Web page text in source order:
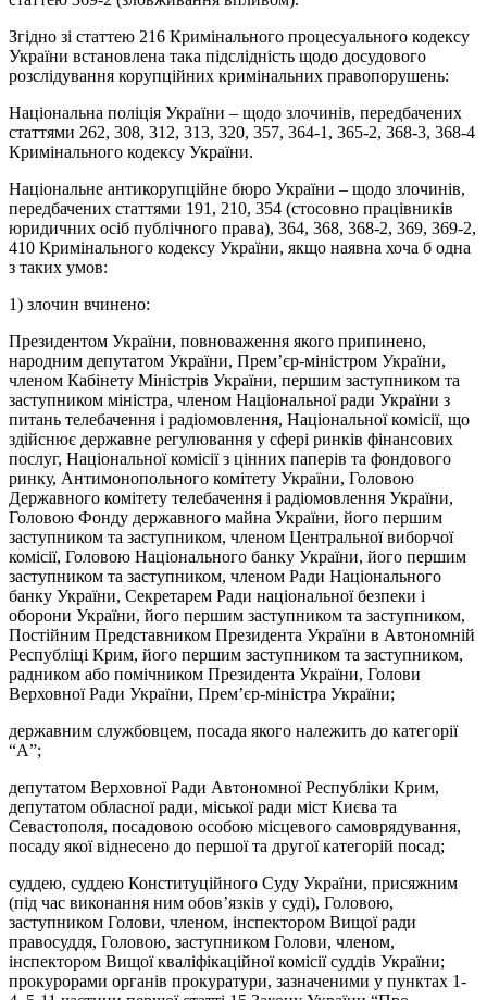
Згідно зі статтею 216 Кримінального процесуального кодексу
України встановлена така підслідність щодо досудового
розслідування корупційних кримінальних правопорушень:
Національна поліція України – щодо злочинів, передбачених
статтями 262, 308, 312, 313, 320, 357, 364-1, 365-2, 368-3, 368-4
Кримінального кодексу України.
Національне антикорупційне бюро України – щодо злочинів,
передбачених статтями 191, 210, 354 (стосовно працівників
юридичних осіб публічного права), 364, 368, 368-2, 369, 369-2,
410 Кримінального кодексу України, якщо наявна хоча б одна
з таких умов:
1) злочин вчинено:
Президентом України, повноваження якого припинено,
народним депутатом України, Прем’єр-міністром України,
членом Кабінету Міністрів України, першим заступником та
заступником міністра, членом Національної ради України з
питань телебачення і радіомовлення, Національної комісії, що
здійснює державне регулювання у сфері ринків фінансових
послуг, Національної комісії з цінних паперів та фондового
ринку, Антимонопольного комітету України, Головою
Державного комітету телебачення і радіомовлення України,
Головою Фонду державного майна України, його першим
заступником та заступником, членом Центральної виборчої
комісії, Головою Національного банку України, його першим
заступником та заступником, членом Ради Національного
банку України, Секретарем Ради національної безпеки і
оборони України, його першим заступником та заступником,
Постійним Представником Президента України в Автономній
Республіці Крим, його першим заступником та заступником,
радником або помічником Президента України, Голови
Верховної Ради України, Прем’єр-міністра України;
державним службовцем, посада якого належить до категорії
“А”;
депутатом Верховної Ради Автономної Республіки Крим,
депутатом обласної ради, міської ради міст Києва та
Севастополя, посадовою особою місцевого самоврядування,
посаду якої віднесено до першої та другої категорій посад;
суддею, суддею Конституційного Суду України, присяжним
(під час виконання ним обов’язків у суді), Головою,
заступником Голови, членом, інспектором Вищої ради
правосуддя, Головою, заступником Голови, членом,
інспектором Вищої кваліфікаційної комісії суддів України;
прокурорами органів прокуратури, зазначеними у пунктах 1-